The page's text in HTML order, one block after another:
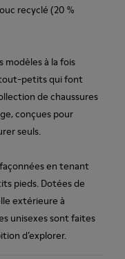
recyclé (20 %
modèles à la fois
petits qui font
de chaussures
conçues pour
seuls.
en tenant
pieds. Dotées de
extérieure à
unisexes sont faites
d’explorer.